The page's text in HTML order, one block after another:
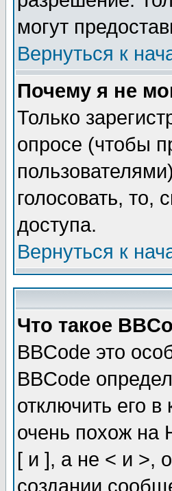
могут
Вернуться к
Почему я не
Только
опросе (чтобы
голосовать, то,
доступа.
Вернуться к
Что такое
BBCode это
BBCode
отключить его
очень похож на
[ и ], а не < и >,
создании